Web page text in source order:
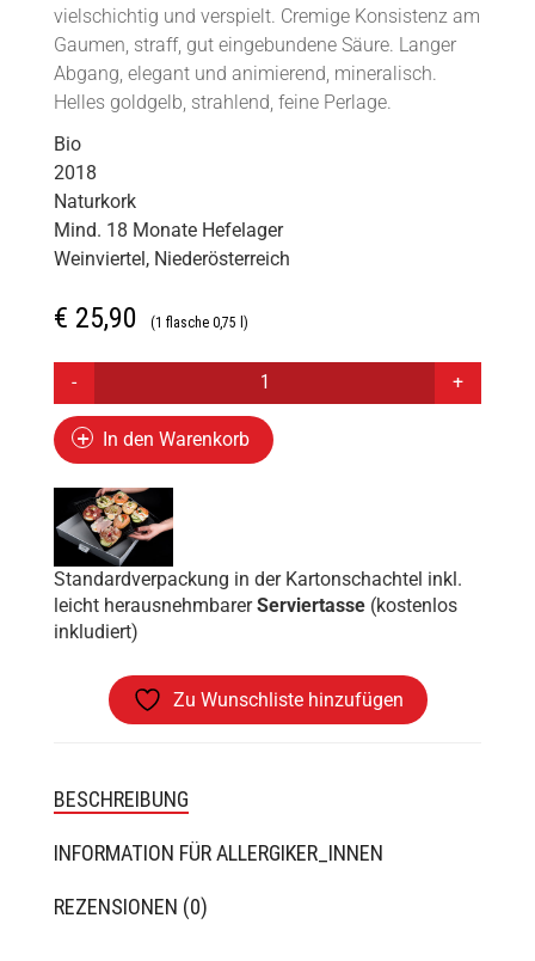
vielschichtig und verspielt. Cremige Konsistenz am
Gaumen, straff, gut eingebundene Säure. Langer
Abgang, elegant und animierend, mineralisch.
Helles goldgelb, strahlend, feine Perlage.
Bio
2018
Naturkork
Mind. 18 Monate Hefelager
Weinviertel, Niederösterreich
€ 25,90 (1 flasche 0,75 l)
SCHÖFMANN
GRÜNER
VELTLINER
SEKT
BRUT
NATURE
SUR
LIE
2018
In den Warenkorb
Standardverpackung in der Kartonschachtel inkl.
leicht herausnehmbarerServiertasse (kostenlos
inkludiert)
Zu Wunschliste hinzufügen
BESCHREIBUNG
INFORMATION FÜR ALLERGIKER_INNEN
REZENSIONEN (0)